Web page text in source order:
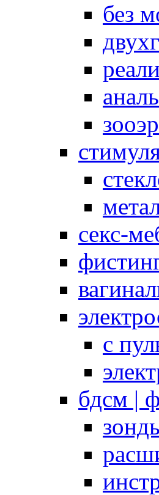
без
секс-
с
бдсм |